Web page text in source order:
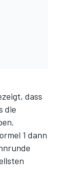
dass
die
1 dann